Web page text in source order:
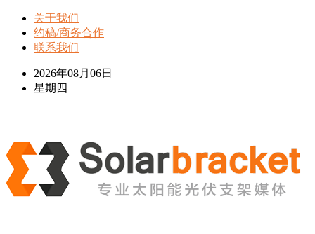
关于我们
约稿/商务合作
联系我们
2026年08月06日
星期四